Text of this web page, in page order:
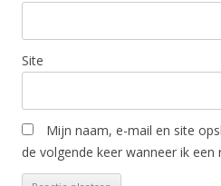
Site
Mijn naam, e-mail en site
de volgende keer wanneer ik een